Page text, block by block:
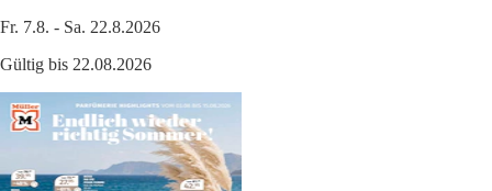
Fr. 7.8. - Sa. 22.8.2026
Gültig bis 22.08.2026